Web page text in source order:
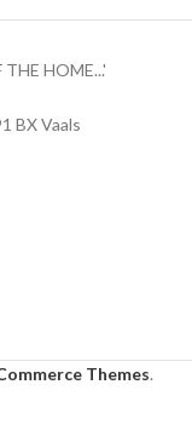
HOME...'
BX Vaals
Themes.